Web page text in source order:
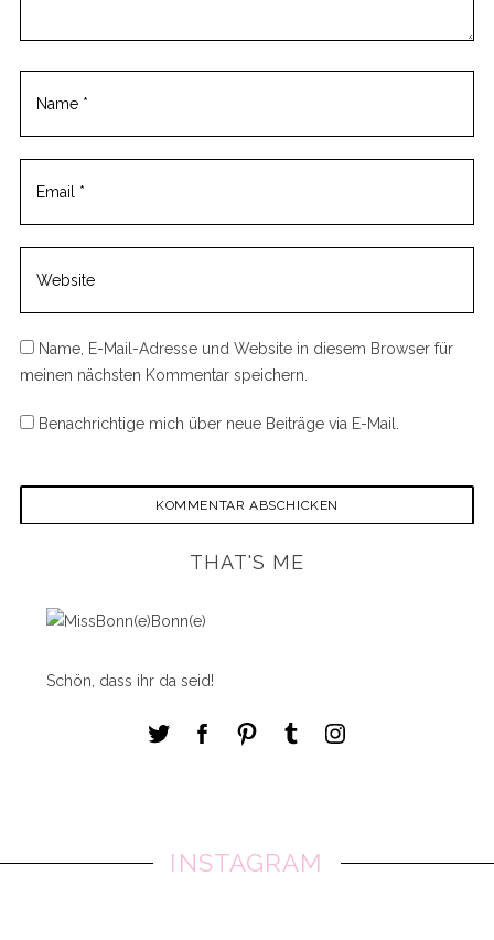
t
Name, E-Mail-Adresse und Website in diesem Browser für
meinen nächsten Kommentar speichern.
Benachrichtige mich über neue Beiträge via E-Mail.
THAT'S ME
Schön, dass ihr da seid!
INSTAGRAM